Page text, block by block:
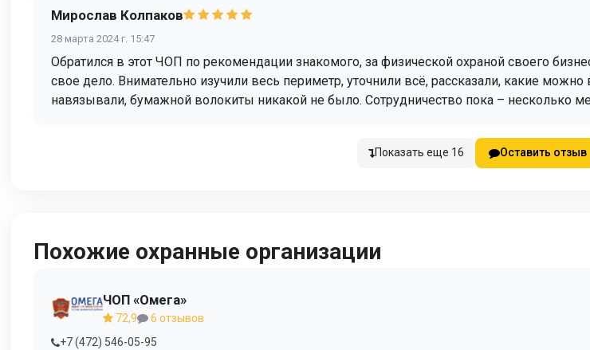
Мирослав Колпаков
28 марта 2024 г. 15:47
Обратился в этот ЧОП по рекомендации знакомого, за физической охраной своего
свое дело. Внимательно изучили весь периметр, уточнили всё, рассказали, какие
навязывали, бумажной волокиты никакой не было. Сотрудничество пока – несколько
Показать еще 16 Оставить отзыв
Похожие охранные организации
ЧОП «Омега»
72,9
6 отзывов
+7 (472) 546-05-95